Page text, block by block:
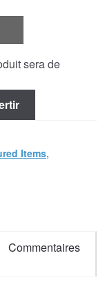
sera de
Items,
Commentaires